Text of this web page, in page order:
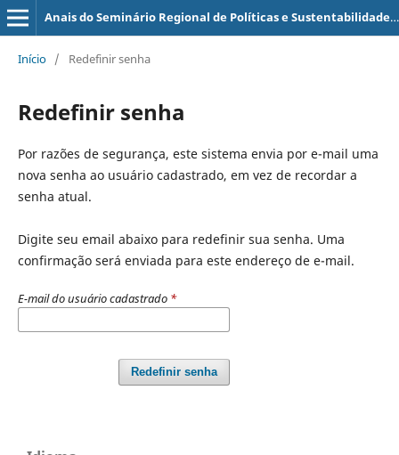
Anais do Seminário Regional de Políticas e Sustentabilidade (SERPS)
Início / Redefinir senha
Redefinir senha
Por razões de segurança, este sistema envia por e-mail uma
nova senha ao usuário cadastrado, em vez de recordar a
senha atual.
Digite seu email abaixo para redefinir sua senha. Uma
confirmação será enviada para este endereço de e-mail.
E-mail do usuário cadastrado *
Redefinir senha